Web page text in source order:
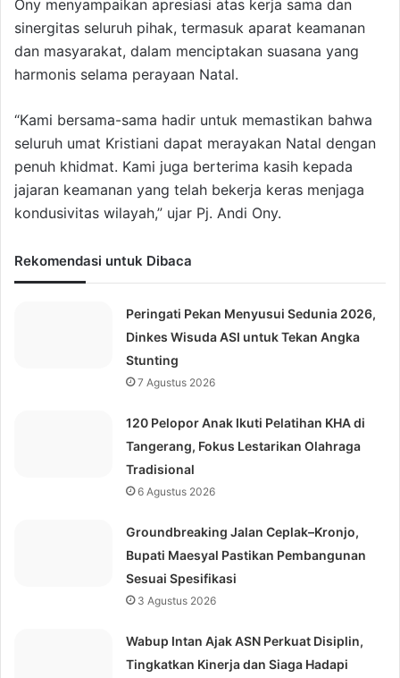
Ony menyampaikan apresiasi atas kerja sama dan
sinergitas seluruh pihak, termasuk aparat keamanan
dan masyarakat, dalam menciptakan suasana yang
harmonis selama perayaan Natal.
“Kami bersama-sama hadir untuk memastikan bahwa
seluruh umat Kristiani dapat merayakan Natal dengan
penuh khidmat. Kami juga berterima kasih kepada
jajaran keamanan yang telah bekerja keras menjaga
kondusivitas wilayah,” ujar Pj. Andi Ony.
Rekomendasi untuk Dibaca
Peringati Pekan Menyusui Sedunia 2026,
Dinkes Wisuda ASI untuk Tekan Angka
Stunting
7 Agustus 2026
120 Pelopor Anak Ikuti Pelatihan KHA di
Tangerang, Fokus Lestarikan Olahraga
Tradisional
6 Agustus 2026
Groundbreaking Jalan Ceplak–Kronjo,
Bupati Maesyal Pastikan Pembangunan
Sesuai Spesifikasi
3 Agustus 2026
Wabup Intan Ajak ASN Perkuat Disiplin,
Tingkatkan Kinerja dan Siaga Hadapi